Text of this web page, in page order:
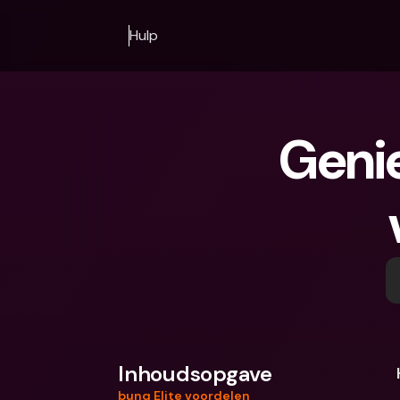
Hulp
Inhoudsopgave
bunq Elite voordelen